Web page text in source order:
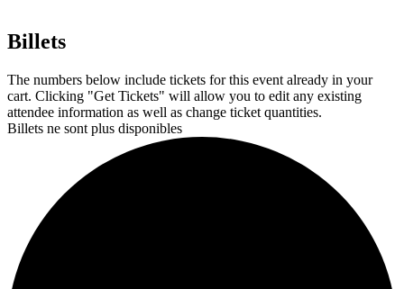
Billets
The numbers below include tickets for this event already in your
cart. Clicking "Get Tickets" will allow you to edit any existing
attendee information as well as change ticket quantities.
Billets ne sont plus disponibles